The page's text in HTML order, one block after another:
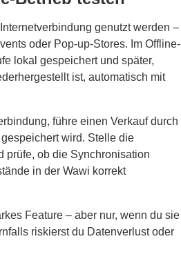
genutzt werden –
oder Pop-up-Stores. Im Offline-
lokal gespeichert und später,
ist, automatisch mit
führe einen Verkauf durch
wird. Stelle die
prüfe, ob die Synchronisation
in der Wawi korrekt
Feature – aber nur, wenn du sie
riskierst du Datenverlust oder